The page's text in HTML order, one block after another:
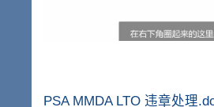
PSA MMDA LTO 违章处理